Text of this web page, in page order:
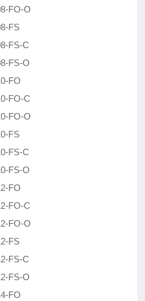
FO-O
FS
FS-C
FS-O
FO
FO-C
FO-O
FS
FS-C
FS-O
FO
FO-C
FO-O
FS
FS-C
FS-O
FO